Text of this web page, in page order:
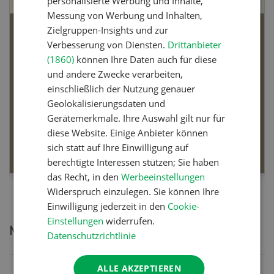
Bio-Artikel
Dossier Bio-Artikel
MEHR ERFAHREN
Meistgelesene Artikel
Messung von Werbung und Inhalten,
Zielgruppen-Insights und zur
Verbesserung von Diensten. Drittanbieter
(1860) können Ihre Daten auch für diese
und andere Zwecke verarbeiten,
einschließlich der Nutzung genauer
Geolokalisierungsdaten und
Gerätemerkmale. Ihre Auswahl gilt nur für
diese Website. Einige Anbieter können
sich statt auf Ihre Einwilligung auf
berechtigte Interessen stützen; Sie haben
das Recht, in denWerbeeinstellungen
Widerspruch einzulegen. Sie können Ihre
Einwilligung jederzeit in den Cookie-
Einstellungen widerrufen.
Datenschutzrichtlinie
ALLE AKZEPTIEREN